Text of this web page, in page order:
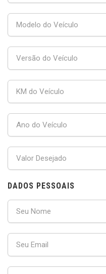
DADOS PESSOAIS